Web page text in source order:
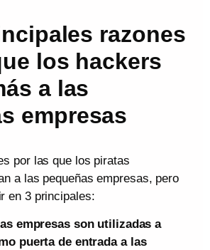
razones
los hackers
a las
empresas
por las que los piratas
a las pequeñas empresas, pero
en 3 principales:
empresas son utilizadas a
puerta de entrada a las